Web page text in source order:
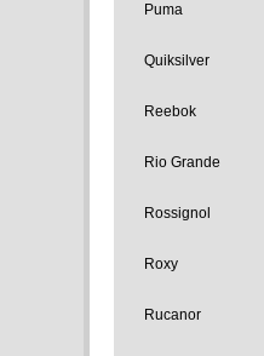
Puma
Quiksilver
Reebok
Rio Grande
Rossignol
Roxy
Rucanor